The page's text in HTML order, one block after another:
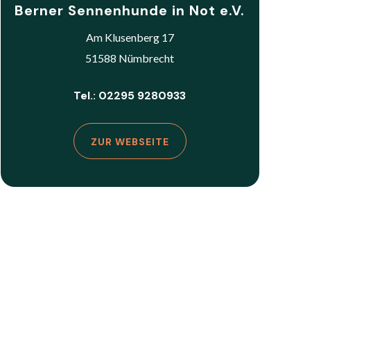
Berner Sennenhunde in Not e.V.
Am Klusenberg 17
51588 Nümbrecht
Tel.: 02295 9280933
ZUR WEBSEITE